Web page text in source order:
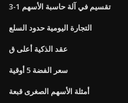
3-1 تقسيم في آلة حاسبة الأسهم
التجارة اليومية حدود السلع
عقد الذكية أعلى ق
سعر الفضة 5 أوقية
أمثلة الأسهم الصغرى قبعة